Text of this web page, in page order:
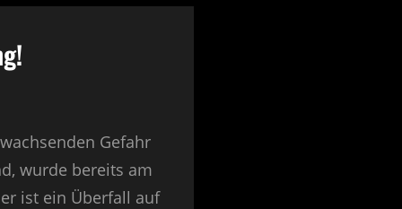
Gefahr
wurde bereits am
ist ein Überfall auf